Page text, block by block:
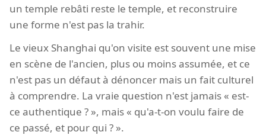
un temple rebâti reste le temple, et reconstruire
une forme n'est pas la trahir.
Le vieux Shanghai qu'on visite est souvent une mise
en scène de l'ancien, plus ou moins assumée, et ce
n'est pas un défaut à dénoncer mais un fait culturel
à comprendre. La vraie question n'est jamais « est-
ce authentique ? », mais « qu'a-t-on voulu faire de
ce passé, et pour qui ? ».